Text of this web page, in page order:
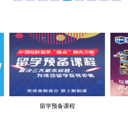
留学预备课程